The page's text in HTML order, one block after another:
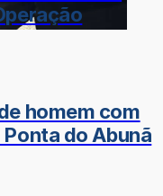
homem com
do Abunã